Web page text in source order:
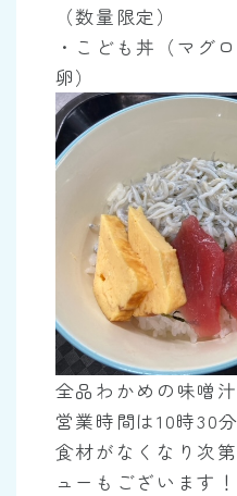
（数量限定）
・こども丼（マグ
卵）
全品わかめの味噌
営業時間は10時30
食材がなくなり次
ューもございます！